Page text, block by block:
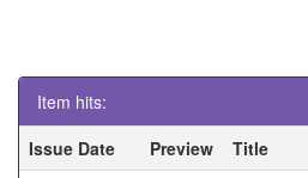
Item hits:
Issue Date
Preview Title